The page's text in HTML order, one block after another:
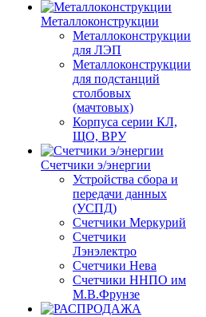
Металлоконструкции
Металлоконструкции
для ЛЭП
Металлоконструкции
для подстанций
столбовых
(мачтовых)
Корпуса серии КЛ,
ЩО, ВРУ
Счетчики э/энергии
Устройства сбора и
передачи данных
(УСПД)
Счетчики Меркурий
Счетчики
Лэнэлектро
Счетчики Нева
Счетчики ННПО им
М.В.Фрунзе